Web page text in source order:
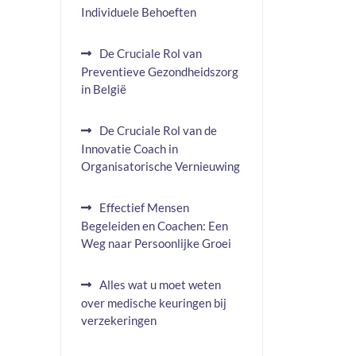
Individuele Behoeften
De Cruciale Rol van
Preventieve Gezondheidszorg
in België
De Cruciale Rol van de
Innovatie Coach in
Organisatorische Vernieuwing
Effectief Mensen
Begeleiden en Coachen: Een
Weg naar Persoonlijke Groei
Alles wat u moet weten
over medische keuringen bij
verzekeringen